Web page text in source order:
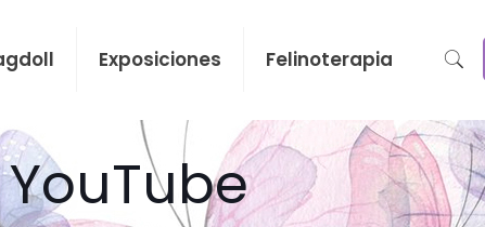
Exposiciones Felinoterapia